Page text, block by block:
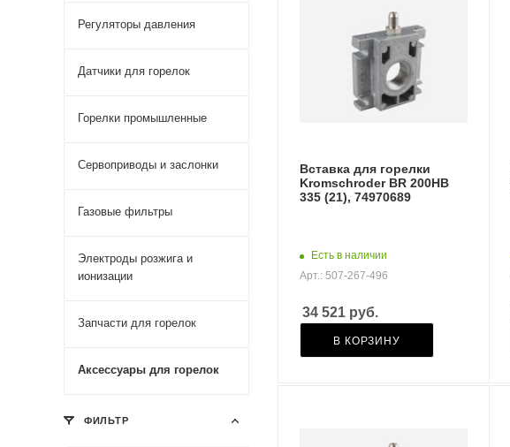
Вставка для горелки
Kromschroder BR 200HB
335 (21), 74970689
Есть в наличии
Арт.: 507-267-496
34 521 руб.
В КОРЗИНУ
Регуляторы давления
Датчики для горелок
Горелки промышленные
Сервоприводы и заслонки
Газовые фильтры
Электроды розжига и
ионизации
Запчасти для горелок
Аксессуары для горелок
ФИЛЬТР